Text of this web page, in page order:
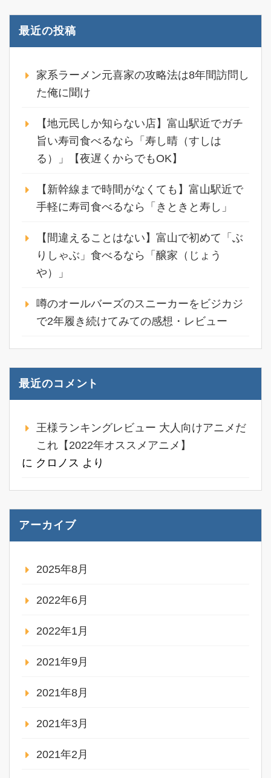
最近の投稿
家系ラーメン元喜家の攻略法は8年間訪問し
た俺に聞け
【地元民しか知らない店】富山駅近でガチ
旨い寿司食べるなら「寿し晴（すしは
る）」【夜遅くからでもOK】
【新幹線まで時間がなくても】富山駅近で
手軽に寿司食べるなら「きときと寿し」
【間違えることはない】富山で初めて「ぶ
りしゃぶ」食べるなら「醸家（じょう
や）」
噂のオールバーズのスニーカーをビジカジ
で2年履き続けてみての感想・レビュー
最近のコメント
王様ランキングレビュー 大人向けアニメだ
これ【2022年オススメアニメ】
に クロノス より
アーカイブ
2025年8月
2022年6月
2022年1月
2021年9月
2021年8月
2021年3月
2021年2月